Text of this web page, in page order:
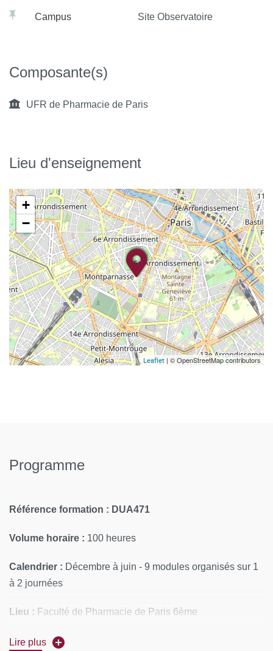
Campus Site Observatoire
Composante(s)
UFR de Pharmacie de Paris
Lieu d'enseignement
+
−
Leaflet | © OpenStreetMap contributors
Programme
Référence formation : DUA471
Volume horaire : 100 heures
Calendrier : Décembre à juin - 9 modules organisés sur 1
à 2 journées
Lieu : Faculté de Pharmacie de Paris 6ème
CONTENUS PÉDAGOGIQUES
Lire plus